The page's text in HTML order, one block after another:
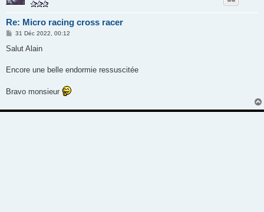
Re: Micro racing cross racer
M
s
g
31 Déc 2022, 00:12
Salut Alain
Encore une belle endormie ressuscitée
Bravo monsieur